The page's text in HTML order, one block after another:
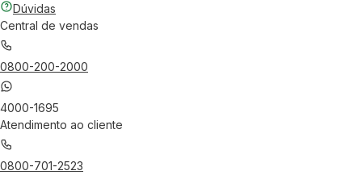
Dúvidas
Central de vendas
0800-200-2000
4000-1695
Atendimento ao cliente
0800-701-2523